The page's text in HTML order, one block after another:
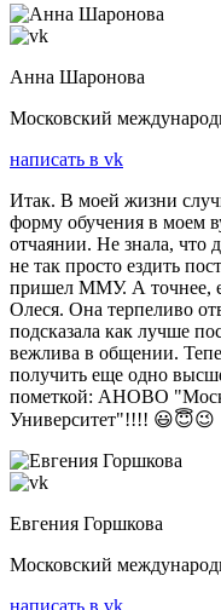
Анна Шаронова
Московский
написать в vk
Итак. В моей жизни
форму обучения в моем
отчаянии. Не знала, что
не так просто ездить
пришел ММУ. А точнее,
Олеся. Она терпеливо
подсказала как лучше
вежлива в общении.
получить еще одно
пометкой: АНОВО
Университет"!!!! 😃😇😉
Евгения Горшкова
Московский
написать в vk